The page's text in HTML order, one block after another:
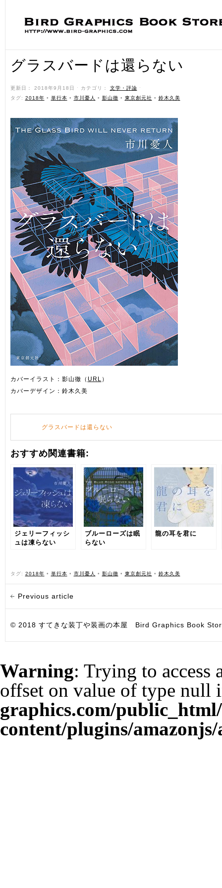
グラスバードは還らない
更新日： 2018年9月18日 ˑ カテゴリ： 文学・評論 ˑ
タグ: 2018年 • 単行本 • 市川憂人 • 影山徹 • 東京創元社 • 鈴木久美
カバーイラスト：影山徹（ URL ）
カバーデザイン：鈴木久美
グラスバードは還らない
おすすめ関連書籍:
ジェリーフィッシ
ュは凍らない
ブルーローズは眠
らない
龍の耳を君に
タグ: 2018年 • 単行本 • 市川憂人 • 影山徹 • 東京創元社 • 鈴木久美
Previous article
© 2018 すてきな装丁や装画の本屋 Bird Graphics Book
Warning: Trying to access
offset on value of type null
graphics.com/
content/plugins/